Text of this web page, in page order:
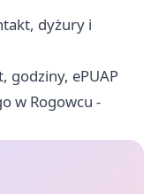
dyżury i
godziny, ePUAP
w Rogowcu -